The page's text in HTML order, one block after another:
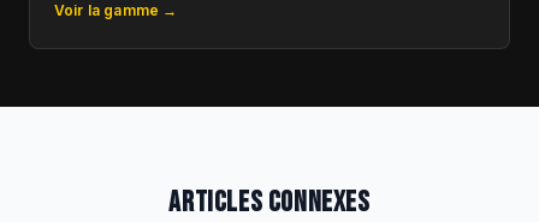
Voir la gamme →
ARTICLES CONNEXES